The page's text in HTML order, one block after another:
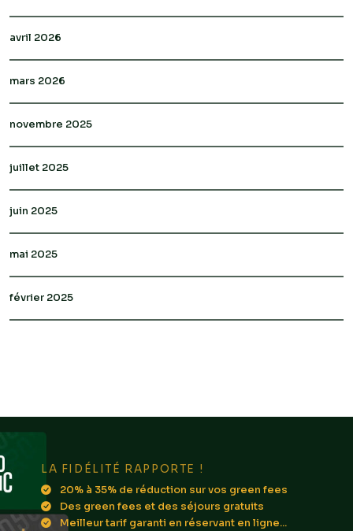
avril 2026
mars 2026
novembre 2025
juillet 2025
juin 2025
mai 2025
février 2025
LA FIDÉLITÉ RAPPORTE !
20% à 35% de réduction sur vos green fees
Des green fees et des séjours gratuits
Meilleur tarif garanti en réservant en ligne...